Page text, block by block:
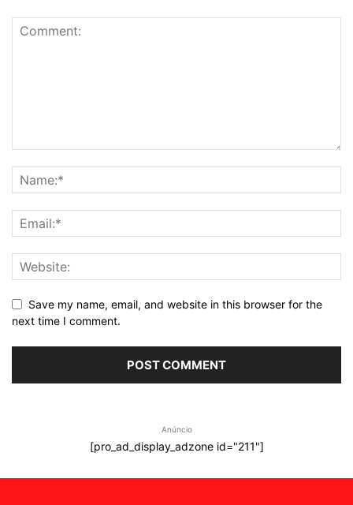
Save my name, email, and website in this browser for the
next time I comment.
Anúncio
[pro_ad_display_adzone id="211"]